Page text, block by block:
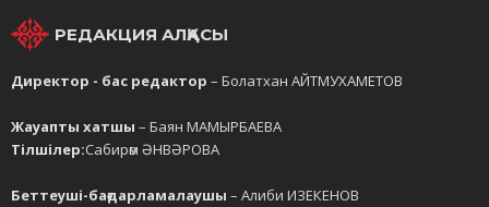
РЕДАКЦИЯ АЛҚАСЫ
Директор - бас редактор – Болатхан АЙТМУХАМЕТОВ
Жауапты хатшы – Баян МАМЫРБАЕВА
Тілшілер:Сабирәм ӘНВӘРОВА
Беттеуші-бағдарламалаушы – Алиби ИЗЕКЕНОВ